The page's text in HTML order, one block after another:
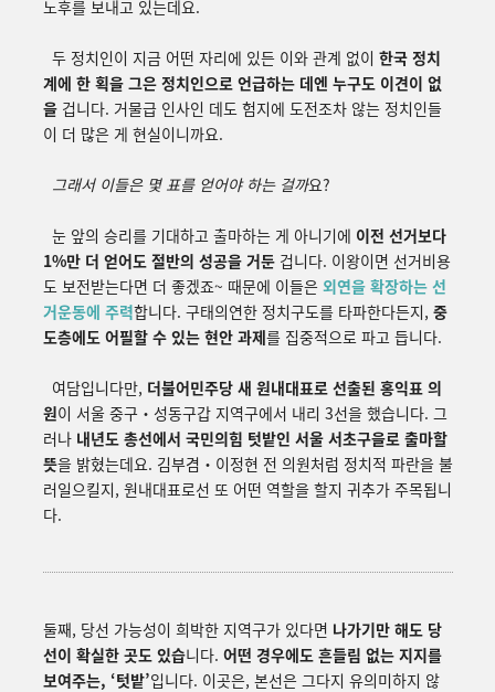
노후를 보내고 있는데요.
두 정치인이 지금 어떤 자리에 있든 이와 관계 없이 한국 정치
계에 한 획을 그은 정치인으로 언급하는 데엔 누구도 이견이 없
을겁니다. 거물급 인사인 데도 험지에 도전조차 않는 정치인들
이 더 많은 게 현실이니까요.
그래서 이들은 몇 표를 얻어야 하는 걸까요?
눈 앞의 승리를 기대하고 출마하는 게 아니기에 이전 선거보다
1%만 더 얻어도 절반의 성공을 거둔겁니다. 이왕이면 선거비용
도 보전받는다면 더 좋겠죠~ 때문에 이들은 외연을 확장하는 선
거운동에 주력합니다. 구태의연한 정치구도를 타파한다든지, 중
도층에도 어필할 수 있는 현안 과제를 집중적으로 파고 듭니다.
여담입니다만, 더불어민주당 새 원내대표로 선출된 홍익표 의
원이 서울 중구・성동구갑 지역구에서 내리 3선을 했습니다. 그
러나 내년도 총선에서 국민의힘 텃밭인 서울 서초구을로 출마할
뜻을 밝혔는데요. 김부겸・이정현 전 의원처럼 정치적 파란을 불
러일으킬지, 원내대표로선 또 어떤 역할을 할지 귀추가 주목됩니
다.
둘째, 당선 가능성이 희박한 지역구가 있다면 나가기만 해도 당
선이 확실한 곳도 있습니다. 어떤 경우에도 흔들림 없는 지지를
보여주는, ‘텃밭’입니다. 이곳은, 본선은 그다지 유의미하지 않